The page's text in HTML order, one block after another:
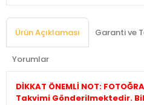
Ürün Açıklaması Garanti ve
Yorumlar
DİKKAT ÖNEMLİ NOT:
Takvimi Gönderilmektedir.